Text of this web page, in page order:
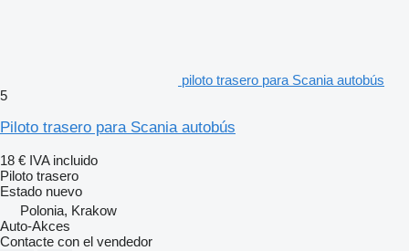
piloto trasero para Scania autobús
5
Piloto trasero para Scania autobús
18 € IVA incluido
Piloto trasero
Estado nuevo
Polonia, Krakow
Auto-Akces
Contacte con el vendedor